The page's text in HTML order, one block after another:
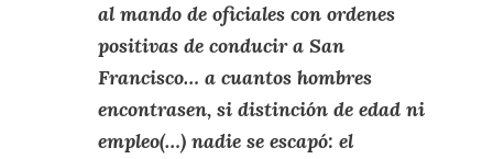
al mando de oficiales con ordenes
positivas de conducir a San
Francisco… a cuantos hombres
encontrasen, si distinción de edad ni
empleo(…) nadie se escapó: el